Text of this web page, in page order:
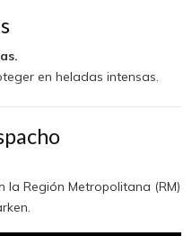
en heladas intensas.
la Región Metropolitana (RM)